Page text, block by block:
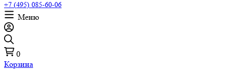
+7 (495) 085-60-06
Меню
0
Корзина